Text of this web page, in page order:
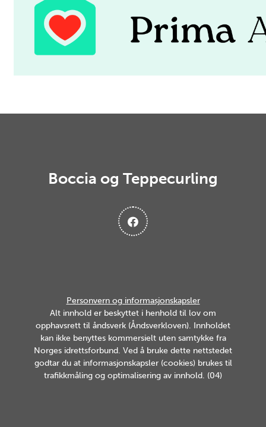
Boccia og Teppecurling
Personvern og informasjonskapsler
Alt innhold er beskyttet i henhold til lov om
opphavsrett til åndsverk (Åndsverkloven). Innholdet
kan ikke benyttes kommersielt uten samtykke fra
Norges idrettsforbund. Ved å bruke dette nettstedet
godtar du at informasjonskapsler (cookies) brukes til
trafikkmåling og optimalisering av innhold. (04)